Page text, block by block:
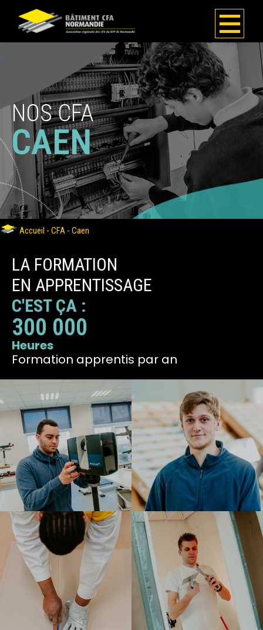
NOS CFA
CAEN
Accueil - CFA - Caen
LA FORMATION
EN APPRENTISSAGE
C'EST ÇA :
300 000
Heures
Formation apprentis par an